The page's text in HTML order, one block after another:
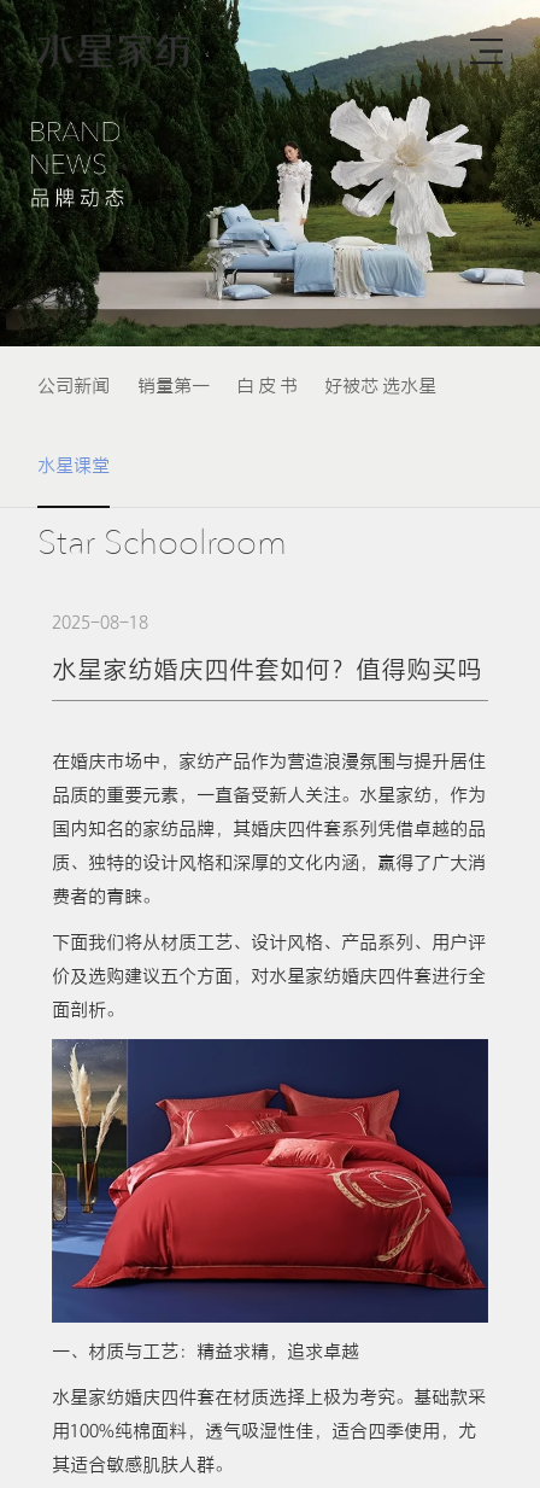
公司新闻 销量第一 白 皮 书 好被芯 选水星
水星课堂
Star Schoolroom
2025-08-18
水星家纺婚庆四件套如何？值得购买吗
在婚庆市场中，家纺产品作为营造浪漫氛围与提升居住
品质的重要元素，一直备受新人关注。水星家纺，作为
国内知名的家纺品牌，其婚庆四件套系列凭借卓越的品
质、独特的设计风格和深厚的文化内涵，赢得了广大消
费者的青睐。
下面我们将从材质工艺、设计风格、产品系列、用户评
价及选购建议五个方面，对水星家纺婚庆四件套进行全
面剖析。
一、材质与工艺：精益求精，追求卓越
水星家纺婚庆四件套在材质选择上极为考究。基础款采
用100%纯棉面料，透气吸湿性佳，适合四季使用，尤
其适合敏感肌肤人群。